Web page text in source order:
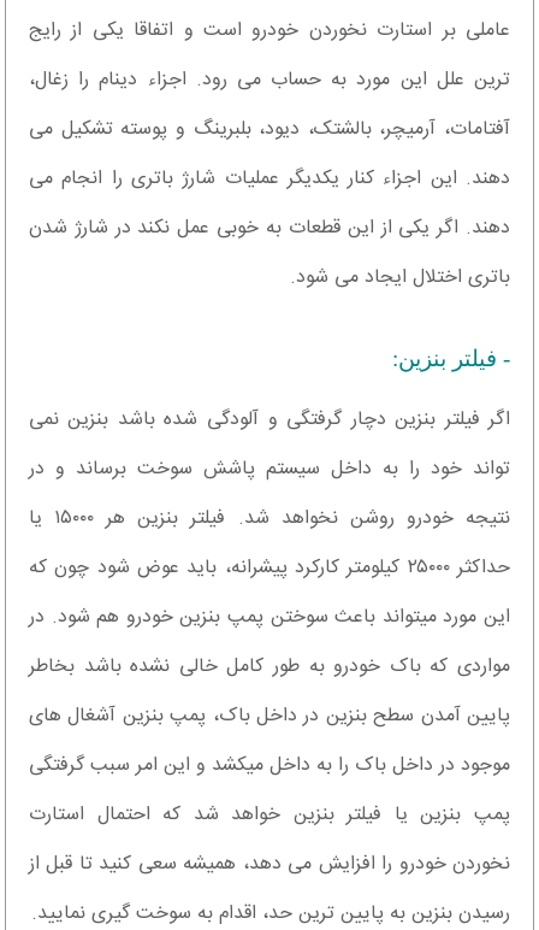
عاملی بر استارت نخوردن خودرو است و اتفاقا یکی از رایج
ترین علل این مورد به حساب می رود. اجزاء دینام را زغال،
آفتامات، آرمیچر، بالشتک، دیود، بلبرینگ و پوسته تشکیل می
دهند. این اجزاء کنار یکدیگر عملیات شارژ باتری را انجام می
دهند. اگر یکی از این قطعات به خوبی عمل نکند در شارژ شدن
باتری اختلال ایجاد می شود.
- فیلتر بنزین:
اگر فیلتر بنزین دچار گرفتگی و آلودگی شده باشد بنزین نمی
تواند خود را به داخل سیستم پاشش سوخت برساند و در
نتیجه خودرو روشن نخواهد شد. فیلتر بنزین هر ۱۵۰۰۰ یا
حداکثر ۲۵۰۰۰ کیلومتر کارکرد پیشرانه، باید عوض شود چون که
این مورد میتواند باعث سوختن پمپ بنزین خودرو هم شود. در
مواردی که باک خودرو به طور کامل خالی نشده باشد بخاطر
پایین آمدن سطح بنزین در داخل باک، پمپ بنزین آشغال های
موجود در داخل باک را به داخل میکشد و این امر سبب گرفتگی
پمپ بنزین یا فیلتر بنزین خواهد شد که احتمال استارت
نخوردن خودرو را افزایش می دهد، همیشه سعی کنید تا قبل از
رسیدن بنزین به پایین ترین حد، اقدام به سوخت گیری نمایید.